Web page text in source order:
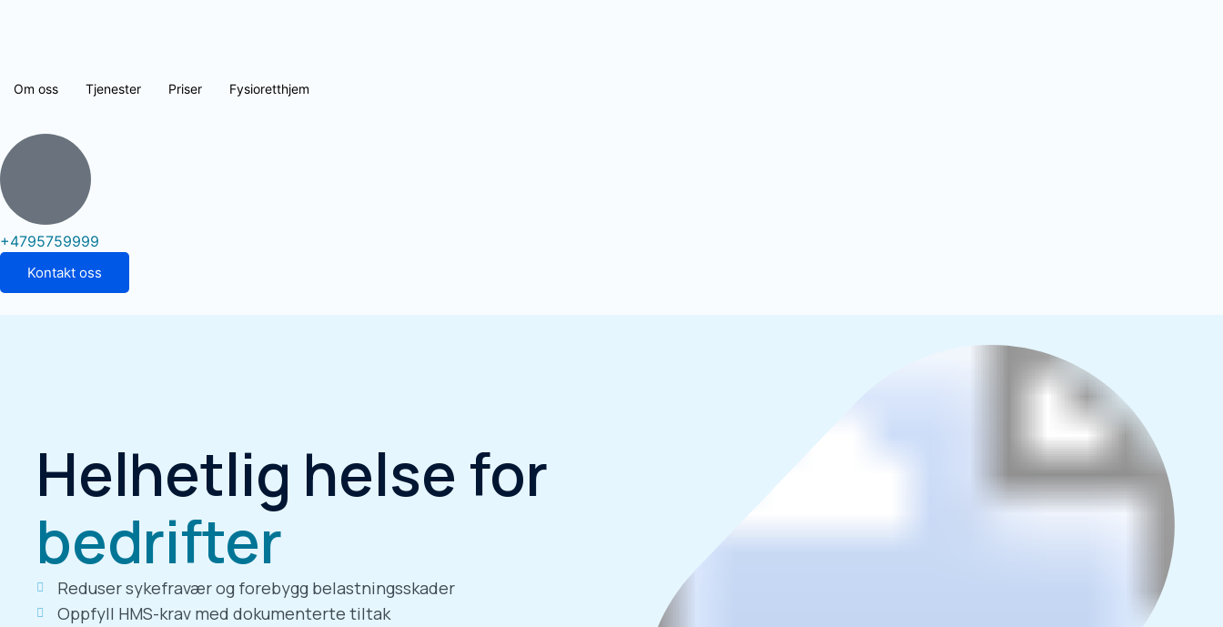
Om oss Tjenester Priser Fysioretthjem
+4795759999
Kontakt oss
Helhetlig helse for
bedrifter
Reduser sykefravær og forebygg belastningsskader
Oppfyll HMS-krav med dokumenterte tiltak